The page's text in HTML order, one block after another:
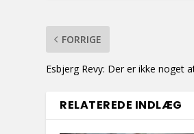
FORRIGE
Esbjerg Revy: Der er ikke noget
RELATEREDE INDLÆG